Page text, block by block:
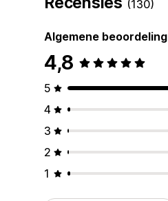
(130)
Algemene beoordeling
4,8
5
4
3
2
1